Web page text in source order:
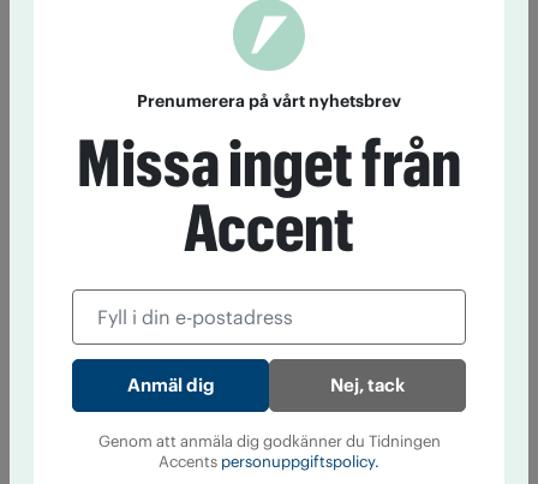
Prenumerera på vårt nyhetsbrev
Missa inget från
Accent
Nej, tack
Genom att anmäla dig godkänner du Tidningen
Accents personuppgiftspolicy.